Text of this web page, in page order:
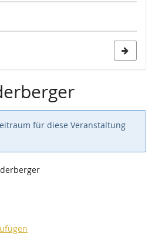
für diese Veranstaltung